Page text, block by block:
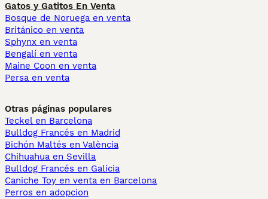
Gatos y Gatitos En Venta
Bosque de Noruega en venta
Británico en venta
Sphynx en venta
Bengalí en venta
Maine Coon en venta
Persa en venta
Otras páginas populares
Teckel en Barcelona
Bulldog Francés en Madrid
Bichón Maltés en València
Chihuahua en Sevilla
Bulldog Francés en Galicia
Caniche Toy en venta en Barcelona
Perros en adopcion